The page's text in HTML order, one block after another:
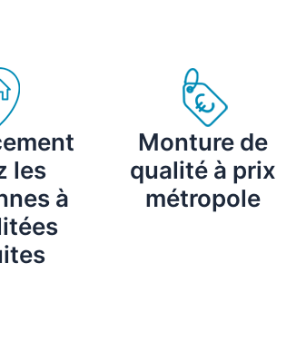
les
à
Monture de
qualité à prix
métropole